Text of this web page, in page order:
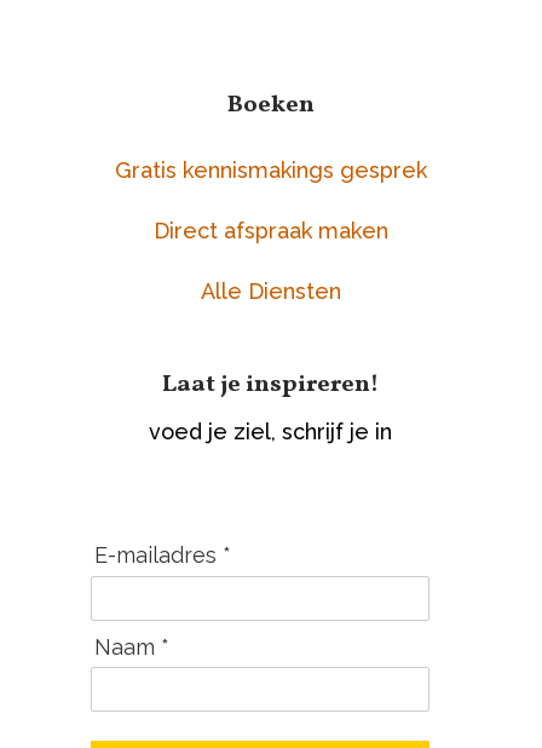
Boeken
Gratis kennismakings gesprek
Direct afspraak maken
Alle Diensten
Laat je inspireren!
voed je ziel, schrijf je in
E-mailadres *
Naam *